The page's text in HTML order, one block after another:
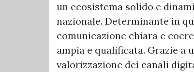
un ecosistema solido e
nazionale. Determinante in
comunicazione chiara e
ampia e qualificata. Grazie a
valorizzazione dei canali